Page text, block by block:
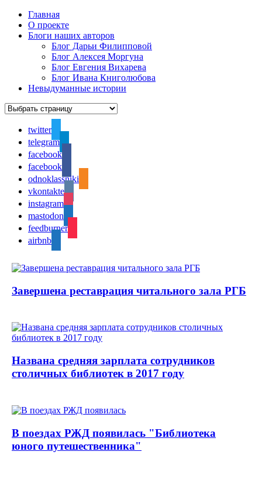
Главная
О проекте
Блоги наших авторов
Блог Дарьи Филипповой
Блог Алексея Моргуна
Блог Евгения Вихарева
Блог Ивана Книголюбова
Невыдуманные истории
twitter
telegram
facebook
facebook
odnoklassniki
vkontakte
instagram
mastodon
feedburner
airbnb
Завершена реставрация читального зала РГБ
Названа средняя зарплата сотрудников
столичных библиотек в 2017 году
В поездах РЖД появилась "Библиотека
юного путешественника"